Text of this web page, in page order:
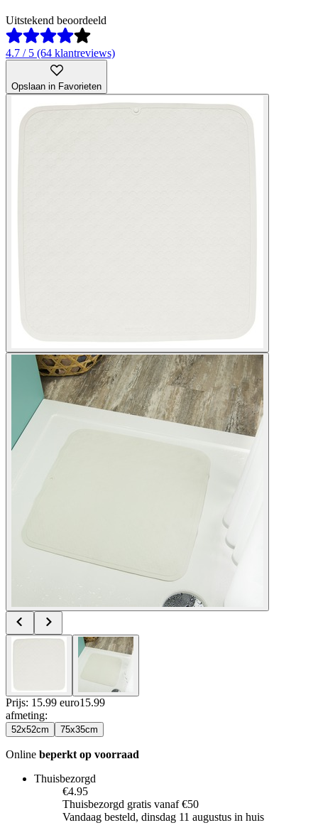
Uitstekend beoordeeld
4.7 / 5 (64 klantreviews)
Opslaan in Favorieten
Prijs: 15.99 euro15.99
afmeting:
52x52cm 75x35cm
Online beperkt op voorraad
Thuisbezorgd
€4.95
Thuisbezorgd gratis vanaf €50
Vandaag besteld, dinsdag 11 augustus in huis